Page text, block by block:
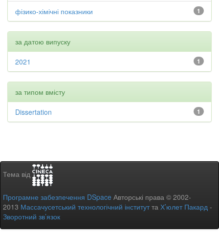
1
фізико-хімічні показники
за датою випуску
1
2021
за типом вмісту
1
Dissertation
Тема від
Програмне забезпечення DSpace Авторські права © 2002-
2013 Массачусетський технологічний інститутта Х’юлет Пакард -
Зворотний зв’язок